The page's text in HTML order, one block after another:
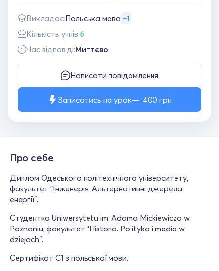
Викладає:Польська мова +1
Кількість учнів:6
Час відповіді:Миттєво
Написати повідомлення
Записатись на урок 400 грн
Про себе
Диплом Одеського політехнічного університету,
факультет "Інженерія. Альтернативні джерела
енергії".
Студентка Uniwersytetu im. Adama Mickiewicza w
Poznaniu, факультет "Historia. Polityka i media w
dziejach".
Сертифікат С1 з польської мови.